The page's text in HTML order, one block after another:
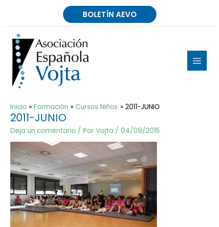
BOLETÍN AEVO
MAIN
Inicio Formación Cursos Niños 2011-JUNIO
2011-JUNIO
Deja un comentario / PorVojta /04/09/2015